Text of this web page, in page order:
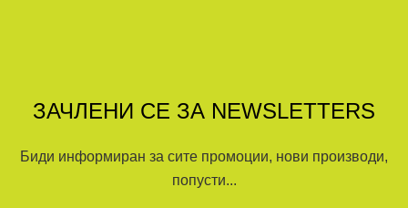
ЗАЧЛЕНИ СЕ ЗА NEWSLETTERS
Биди информиран за сите промоции, нови производи,
попусти...